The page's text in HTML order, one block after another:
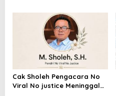
Riau Akan Tinjauan Lokasi
Cak Sholeh Pengacara No
Viral No justice Meninggal